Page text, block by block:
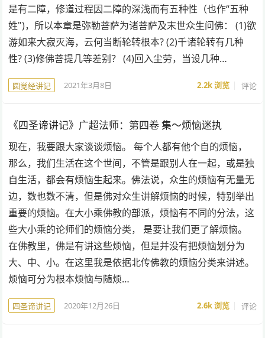
是有二障，修道过程因二障的深浅而有五种性（也作“五种
姓")，所以本章是弥勒菩萨为诸菩萨及末世众生问佛： (1)欲
游如来大寂灭海，云何当断轮转根本? (2)千诸轮转有几种
性? (3)修佛菩提几等差别？ (4)回入尘劳，当设几种…
圆觉经讲记 2021年3月8日 2.2k浏览 评论
《四圣谛讲记》广超法师：第四卷 集～烦恼迷执
现在，我要跟大家谈谈烦恼。 每个人都有他个自的烦恼，
那么，我们生活在这个世间，不管是跟别人在一起，或是独
自生活，都会有烦恼生起来。佛法说，众生的烦恼有无量无
边，数也数不清，但是佛对众生讲解烦恼的时候，特别举出
重要的烦恼。在大小乘佛教的部派，烦恼有不同的分法，这
些大小乘的论师们的烦恼分类， 是要让我们更了解烦恼。
在佛教里，佛是有讲这些烦恼，但是并没有把烦恼划分为
大、中、小。在这里我是依据北传佛教的烦恼分类来讲述。
烦恼可分为根本烦恼与随烦…
四圣谛讲记 2020年12月26日 2.6k浏览 评论